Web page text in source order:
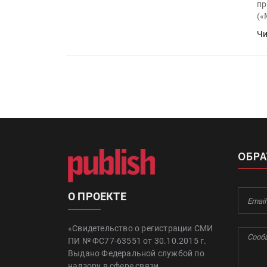
О ПРОЕКТЕ
«Свидетельство о регистрации СМИ
ПИ № ФС77-63551 от 30.10.2015 г.
Выдано Федеральной службой по